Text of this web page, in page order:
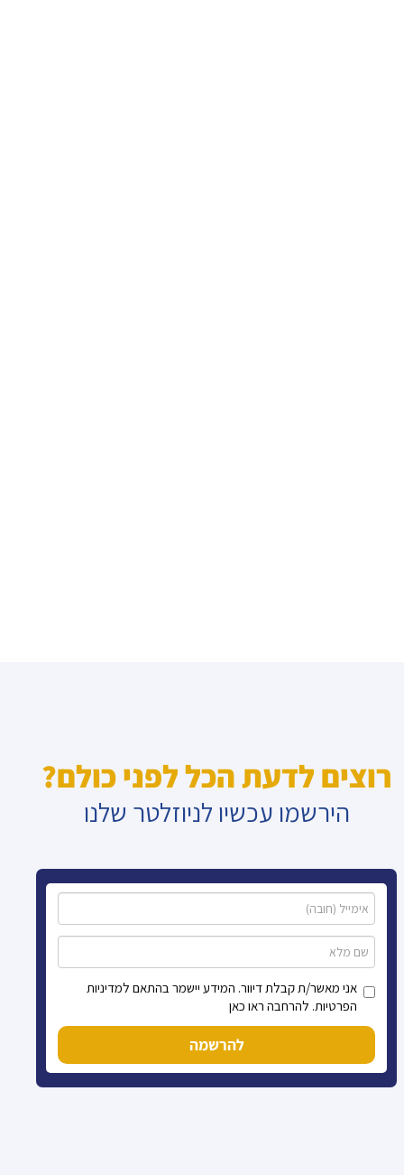
רוצים לדעת הכל לפני כולם?
הירשמו עכשיו לניוזלטר שלנו
אני מאשר/ת קבלת דיוור. המידע יישמר בהתאם למדיניות
הפרטיות. להרחבה ראו כאן
להרשמה